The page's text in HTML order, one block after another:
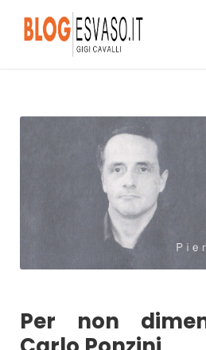
Per non